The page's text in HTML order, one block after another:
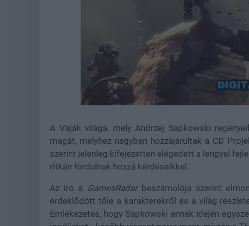
Unmute
37.84%
A Vaják világa, mely Andrzej Sapkowski
magát, melyhez nagyban hozzájárultak a CD
szerint jelenleg kifejezetten elégedett a lengyel
ritkán fordulnak hozzá kérdéseikkel.
Az író a GamesRadarbeszámolója szerint
érdeklődött tőle a karakterekről és a világ
Emlékezetes, hogy Sapkowski annak idején